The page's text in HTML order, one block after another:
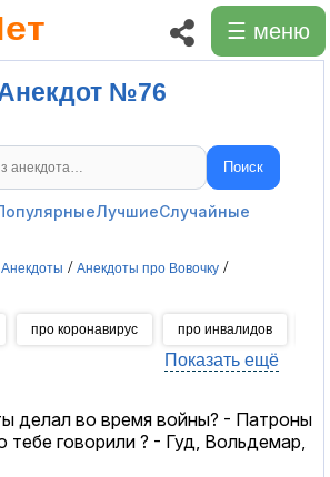
☰ меню
№76
Поиск анекдотов Поиск
ЛучшиеСлучайные
Анекдоты / Анекдоты про Вовочку/
про коронавирус про инвалидов
Показать ещё
делал во время войны? - Патроны
говорили ? - Гуд, Вольдемар,